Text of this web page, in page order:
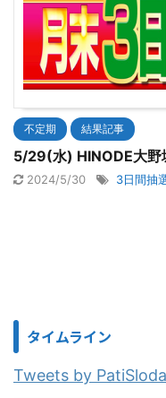
不定期 結果記事
5/29(水) HINODE大野
2024/5/30 3日間抽
タイムライン
Tweets by